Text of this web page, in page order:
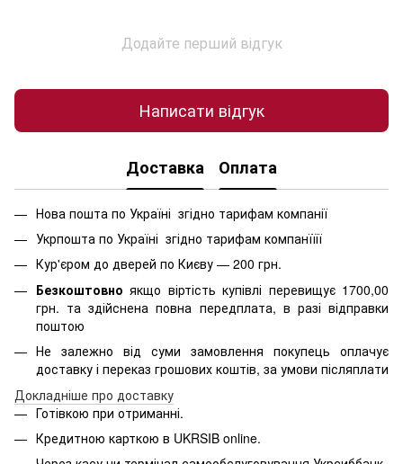
Додайте перший відгук
Написати відгук
Доставка Оплата
Нова пошта по Україні згідно тарифам компанії
Укрпошта по Україні згідно тарифам компанїїії
Кур'єром до дверей по Києву — 200 грн.
Безкоштовно якщо віртість купівлі перевищує 1700,00
грн. та здійснена повна передплата, в разі відправки
поштою
Не залежно від суми замовлення покупець оплачує
доставку і переказ грошових коштів, за умови післяплати
Докладніше про доставку
Готівкою при отриманні.
Кредитною карткою в UKRSIB online.